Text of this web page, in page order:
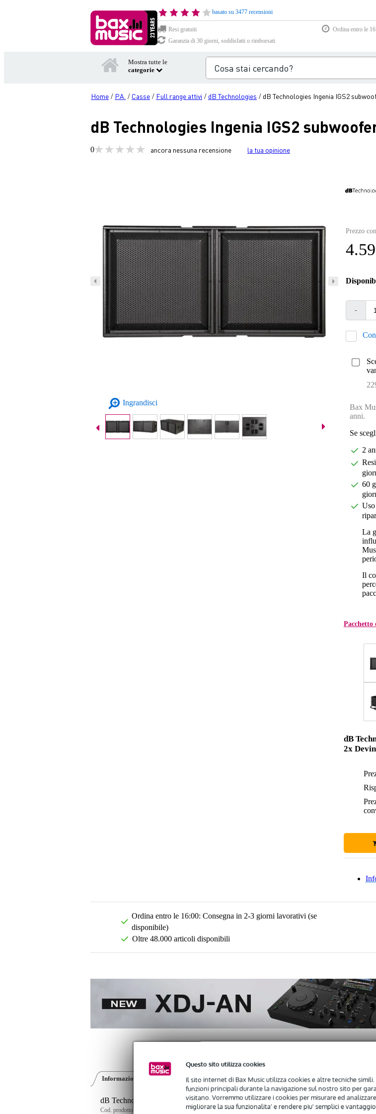
Questo sito utilizza cookies
Il sito internet di Bax Music utilizza cookies e altre tecniche
funzioni principali durante la navigazione sul nostro sito per
visitano. Vorremmo utilizzare i cookies per misurare ed
migliorare la sua funzionalita' e rendere piu' semplici e
basato su 3477 recensioni
Resi gratuiti
Ordina entro le
Garanzia di 30 giorni, soddisfatti o rimborsati
Mostra tutte le
categorie
Home / P.A. / Casse / Full range attivi / dB Technologies / dB Technologies Ingenia IGS2
dB Technologies Ingenia IGS2
0 ancora nessuna recensione la tua opinione
Ingrandisci
Prezzo
-
Bax
anni.
Se
2
60
La
Il
Pacchetto
dB
2x
Ordina entro le 16:00: Consegna in 2-3 giorni lavorativi (se
disponibile)
Oltre 48.000 articoli disponibili
Informazioni sul prodotto Recensioni(0) Download (1)
dB Technologies Ingenia IGS2 subwoofer attivo
Cod. prodotto: